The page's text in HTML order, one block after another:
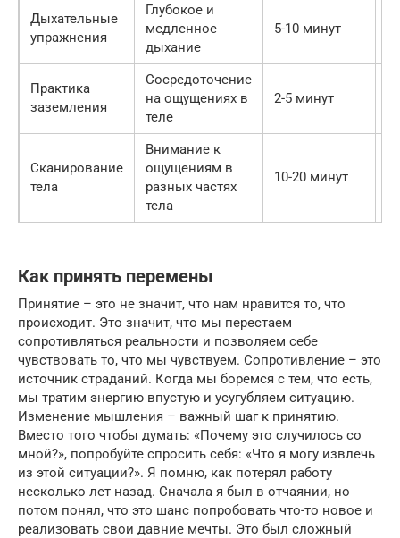
Дыхательные
упражнения
Глубокое и
медленное
дыхание
5-10 минут
Практика
заземления
Сосредоточение
на ощущениях в
теле
2-5 минут
Сканирование
тела
Внимание к
ощущениям в
разных частях
тела
10-20 минут
Как принять перемены
Принятие – это не значит, что нам нравится то, что
происходит. Это значит, что мы перестаем
сопротивляться реальности и позволяем себе
чувствовать то, что мы чувствуем. Сопротивление – это
источник страданий. Когда мы боремся с тем, что есть,
мы тратим энергию впустую и усугубляем ситуацию.
Изменение мышления – важный шаг к принятию.
Вместо того чтобы думать: «Почему это случилось со
мной?», попробуйте спросить себя: «Что я могу извлечь
из этой ситуации?». Я помню, как потерял работу
несколько лет назад. Сначала я был в отчаянии, но
потом понял, что это шанс попробовать что-то новое и
реализовать свои давние мечты. Это был сложный